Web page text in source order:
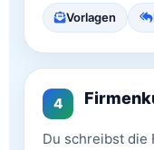
Vorlagen
4
Du schreibst die